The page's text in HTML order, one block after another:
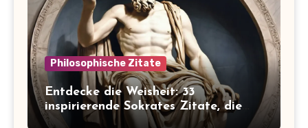
Philosophische Zitate
Entdecke die Weisheit: 33
inspirierende Sokrates Zitate, die
dein Leben verändern werden